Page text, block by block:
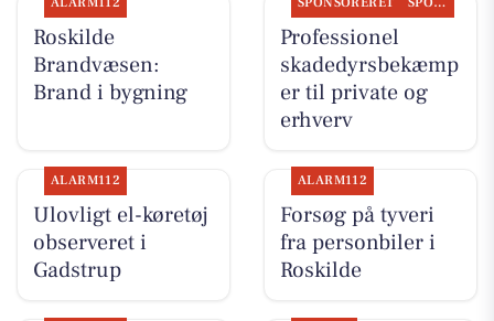
Roskilde
Brandvæsen:
Brand i bygning
Professionel
skadedyrsbekæmp
er til private og
erhverv
ALARM112
Ulovligt el-køretøj
observeret i
Gadstrup
ALARM112
Forsøg på tyveri
fra personbiler i
Roskilde